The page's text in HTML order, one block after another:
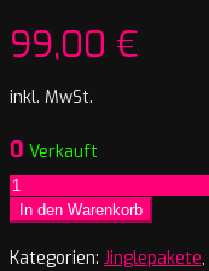
99,00 €
inkl. MwSt.
0 Verkauft
Jingles
Discount
Box
–
In den Warenkorb
Kategorien: Jinglepakete,